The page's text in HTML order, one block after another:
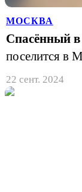
МОСКВА
Спасённый
поселится в
22 сент. 2024